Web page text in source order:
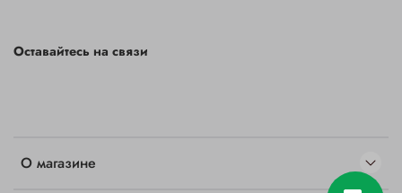
О магазине
Оставайтесь на связи